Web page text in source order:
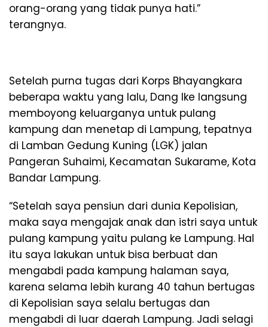
orang-orang yang tidak punya hati.”
terangnya.
Setelah purna tugas dari Korps Bhayangkara
beberapa waktu yang lalu, Dang Ike langsung
memboyong keluarganya untuk pulang
kampung dan menetap di Lampung, tepatnya
di Lamban Gedung Kuning (LGK) jalan
Pangeran Suhaimi, Kecamatan Sukarame, Kota
Bandar Lampung.
“Setelah saya pensiun dari dunia Kepolisian,
maka saya mengajak anak dan istri saya untuk
pulang kampung yaitu pulang ke Lampung. Hal
itu saya lakukan untuk bisa berbuat dan
mengabdi pada kampung halaman saya,
karena selama lebih kurang 40 tahun bertugas
di Kepolisian saya selalu bertugas dan
mengabdi di luar daerah Lampung. Jadi selagi